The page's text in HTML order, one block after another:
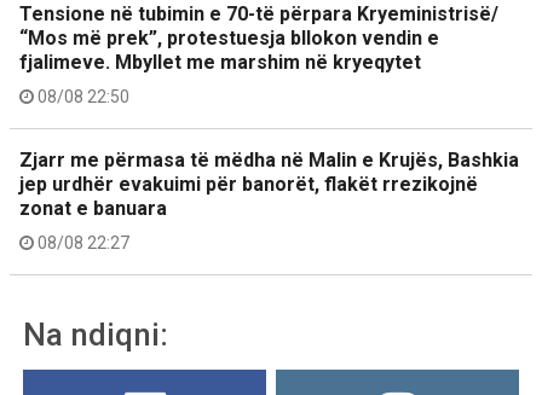
Tensione në tubimin e 70-të përpara Kryeministrisë/
“Mos më prek”, protestuesja bllokon vendin e
fjalimeve. Mbyllet me marshim në kryeqytet
08/08 22:50
Zjarr me përmasa të mëdha në Malin e Krujës, Bashkia
jep urdhër evakuimi për banorët, flakët rrezikojnë
zonat e banuara
08/08 22:27
Na ndiqni: